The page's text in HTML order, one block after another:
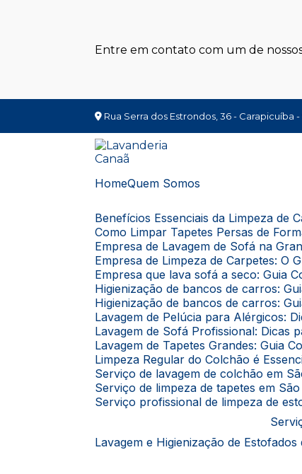
Entre em contato com um de
Rua Serra dos Estrondos, 36 - Carapicuíba -
Home
Quem Somos
Benefícios Essenciais da Limpeza de
Como Limpar Tapetes Persas de
Empresa de Lavagem de Sofá na
Empresa de Limpeza de Carpetes: O
Empresa que lava sofá a seco: Guia
Higienização de bancos de carros:
Higienização de bancos de carros:
Lavagem de Pelúcia para Alérgicos:
Lavagem de Sofá Profissional:
Lavagem de Tapetes Grandes: Guia
Limpeza Regular do Colchão é
Serviço de lavagem de colchão em
Serviço de limpeza de tapetes em
Serviço profissional de limpeza de
Lavagem e Higienização de